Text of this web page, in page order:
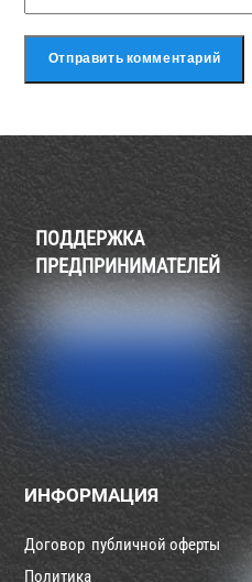
ПОДДЕРЖКА
ПРЕДПРИНИМАТЕЛЕЙ
ИНФОРМАЦИЯ
Договор публичной оферты
Политика